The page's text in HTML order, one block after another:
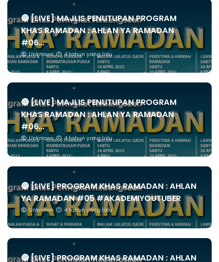
🔴 [LIVE] MAJLIS PENUTUPAN PROGRAM
KHAS RAMADAN : AHLAN YA RAMADAN
#06...
Unknown 4 tahun yang lalu
🔴 [LIVE] MAJLIS PENUTUPAN PROGRAM
KHAS RAMADAN : AHLAN YA RAMADAN
#06...
Unknown 4 tahun yang lalu
🔴 [LIVE] PROGRAM KHAS RAMADAN : AHLAN
YA RAMADAN #05 #AKADEMIYOUTUBER
Unknown 4 tahun yang lalu
🔴 [LIVE] PROGRAM KHAS RAMADAN : AHLAN